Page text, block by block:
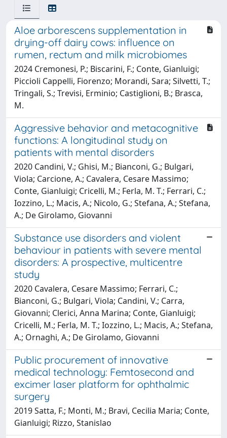
Aloe arborescens supplementation in
drying-off dairy cows: influence on
rumen, rectum and milk microbiomes
2024 Cremonesi, P.; Biscarini, F.; Conte, Gianluigi;
Piccioli Cappelli, Fiorenzo; Morandi, Sara; Silvetti, T.;
Tringali, S.; Trevisi, Erminio; Castiglioni, B.; Brasca,
M.
Aggressive behavior and metacognitive
functions: A longitudinal study on
patients with mental disorders
2020 Candini, V.; Ghisi, M.; Bianconi, G.; Bulgari,
Viola; Carcione, A.; Cavalera, Cesare Massimo;
Conte, Gianluigi; Cricelli, M.; Ferla, M. T.; Ferrari, C.;
Iozzino, L.; Macis, A.; Nicolo, G.; Stefana, A.; Stefana,
A.; De Girolamo, Giovanni
Substance use disorders and violent
behaviour in patients with severe mental
disorders: A prospective, multicentre
study
2020 Cavalera, Cesare Massimo; Ferrari, C.;
Bianconi, G.; Bulgari, Viola; Candini, V.; Carra,
Giovanni; Clerici, Anna Marina; Conte, Gianluigi;
Cricelli, M.; Ferla, M. T.; Iozzino, L.; Macis, A.; Stefana,
A.; Ornaghi, A.; De Girolamo, Giovanni
Public procurement of innovative
medical technology: Femtosecond and
excimer laser platform for ophthalmic
surgery
2019 Satta, F.; Monti, M.; Bravi, Cecilia Maria; Conte,
Gianluigi; Rizzo, Stanislao